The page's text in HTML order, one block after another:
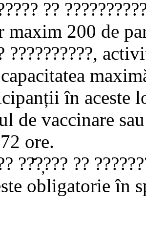
??
maxim 200 de
??????????,
în aceste
de vaccinare
ore.
??̆?̦??? ??
obligatorie în